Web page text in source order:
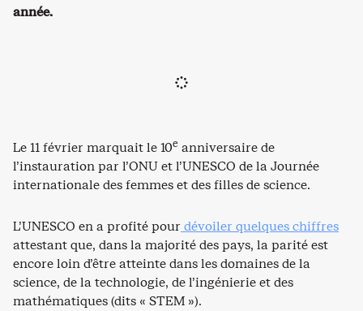
année.
Le 11 février marquait le 10e anniversaire de
l’instauration par l’ONU et l’UNESCO de la Journée
internationale des femmes et des filles de science.
L’UNESCO en a profité pour dévoiler quelques chiffres
attestant que, dans la majorité des pays, la parité est
encore loin d’être atteinte dans les domaines de la
science, de la technologie, de l’ingénierie et des
mathématiques (dits « STEM »).